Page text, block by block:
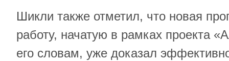
Шикли также отметил, что новая
работу, начатую в рамках проекта
его словам, уже доказал